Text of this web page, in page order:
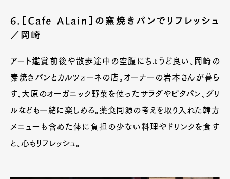
Pen international Pen tw
6.［Cafe ALain］の窯焼きパンでリフレッシュ
／岡崎
アート鑑賞前後や散歩途中の空腹にちょうど良い、岡崎の
素焼きパンとカルツォーネの店。オーナーの岩本さんが暮ら
す、大原のオーガニック野菜を使ったサラダやピタパン、グリ
ルなども一緒に楽しめる。薬食同源の考えを取り入れた韓方
メニューも含めた体に負担の少ない料理やドリンクを食す
と、心もリフレッシュ。